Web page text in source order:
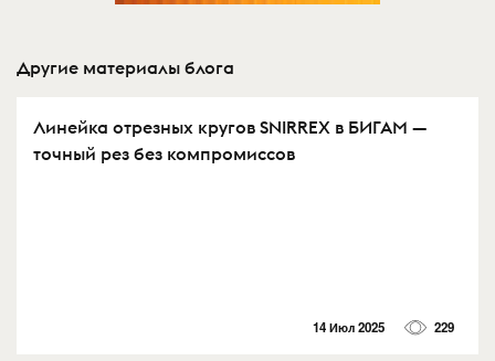
Другие материалы блога
Линейка отрезных кругов SNIRREX в БИГАМ —
точный рез без компромиссов
14 Июл 2025 229